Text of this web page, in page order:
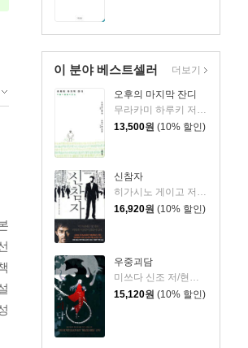
이 분야 베스트셀러
오후의 마지막 잔디
13,500원 (10% 할인)
신참자
16,920원 (10% 할인)
우중괴담
미쓰다 신조 저/현정수 역
15,120원 (10% 할인)
더보기